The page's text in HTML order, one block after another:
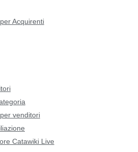
Acquirenti
venditori
Catawiki Live